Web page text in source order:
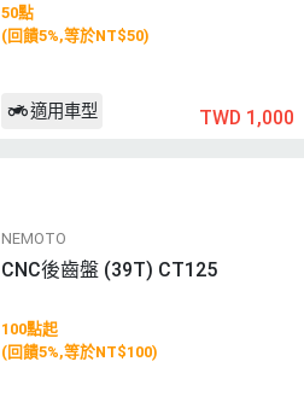
50點
(回饋5%,等於NT$50)
適用車型 TWD 1,000
NEMOTO
CNC後齒盤 (39T) CT125
100點起
(回饋5%,等於NT$100)